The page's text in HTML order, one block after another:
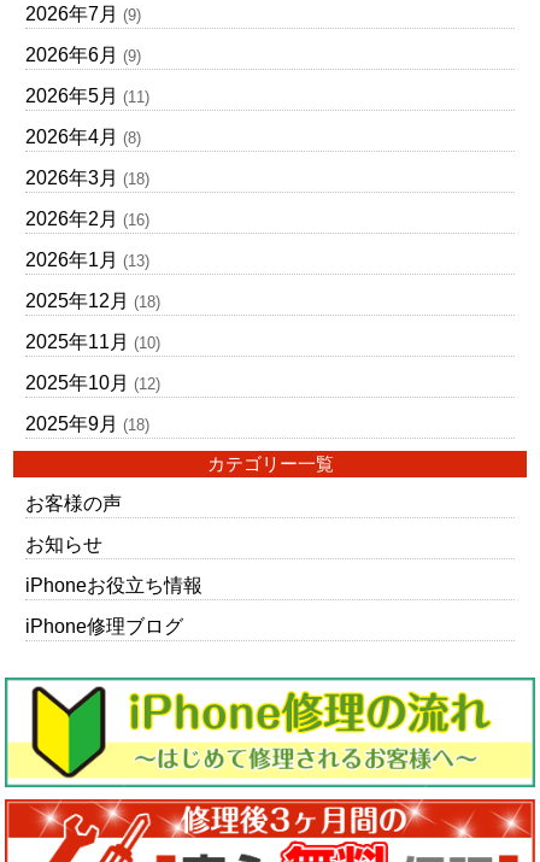
2026年7月 (9)
2026年6月 (9)
2026年5月 (11)
2026年4月 (8)
2026年3月 (18)
2026年2月 (16)
2026年1月 (13)
2025年12月 (18)
2025年11月 (10)
2025年10月 (12)
2025年9月 (18)
カテゴリー一覧
お客様の声
お知らせ
iPhoneお役立ち情報
iPhone修理ブログ